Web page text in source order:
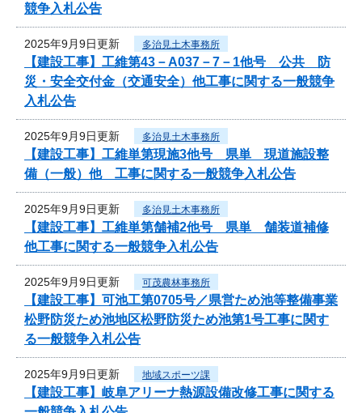
競争入札公告
2025年9月9日更新 多治見土木事務所
【建設工事】工維第43－A037－7－1他号 公共 防
災・安全交付金（交通安全）他工事に関する一般競争
入札公告
2025年9月9日更新 多治見土木事務所
【建設工事】工維単第現施3他号 県単 現道施設整
備（一般）他 工事に関する一般競争入札公告
2025年9月9日更新 多治見土木事務所
【建設工事】工維単第舗補2他号 県単 舗装道補修
他工事に関する一般競争入札公告
2025年9月9日更新 可茂農林事務所
【建設工事】可池工第0705号／県営ため池等整備事業
松野防災ため池地区松野防災ため池第1号工事に関す
る一般競争入札公告
2025年9月9日更新 地域スポーツ課
【建設工事】岐阜アリーナ熱源設備改修工事に関する